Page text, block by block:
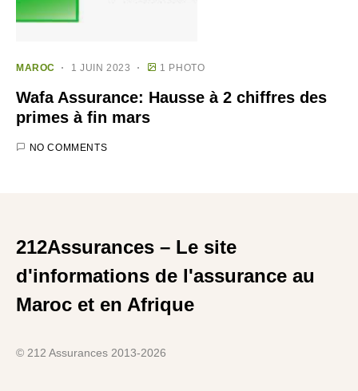
MAROC 1 JUIN 2023 1 PHOTO
Wafa Assurance: Hausse à 2 chiffres des
primes à fin mars
NO COMMENTS
212Assurances – Le site
d'informations de l'assurance au
Maroc et en Afrique
© 212 Assurances 2013-2026